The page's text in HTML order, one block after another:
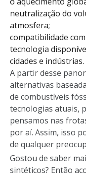
neutralização do
atmosfera;
compatibilidade
tecnologia
cidades e indústrias.
A partir desse
alternativas
de combustíveis
tecnologias atuais,
pensamos nas
por aí. Assim, isso
de qualquer
Gostou de saber
sintéticos? Então